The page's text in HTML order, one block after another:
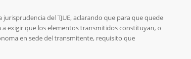
del TJUE, aclarando que para que quede
exigir que los elementos transmitidos constituyan, o
en sede del transmitente, requisito que